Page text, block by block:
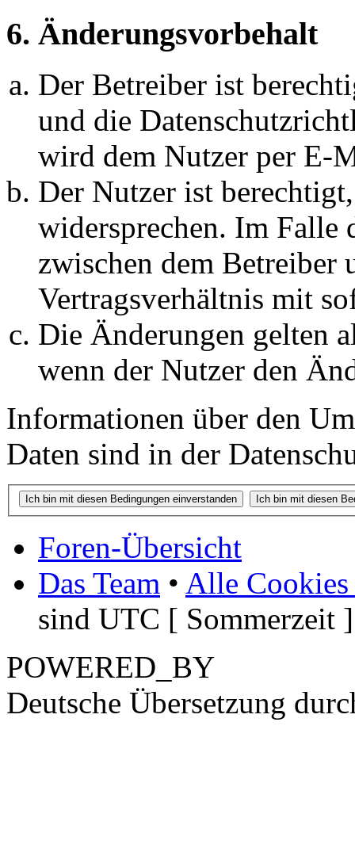
6. Änderungsvorbehalt
Der Betreiber ist
und die
wird dem Nutzer per E-
Der Nutzer ist
widersprechen. Im Falle
zwischen dem Betreiber
Vertragsverhältnis mit
Die Änderungen gelten
wenn der Nutzer den
Informationen über den
Daten sind in der
Foren-Übersicht
Das Team • Alle Cookies
sind UTC [ Sommerzeit ]
POWERED_BY
Deutsche Übersetzung